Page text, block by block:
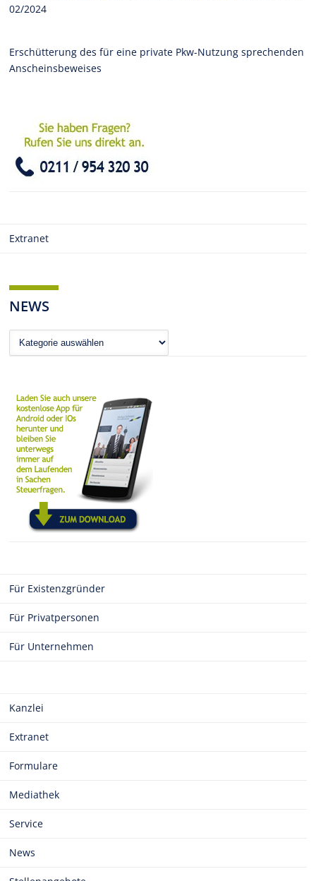
02/2024
Erschütterung des für eine private Pkw-Nutzung sprechenden
Anscheinsbeweises
Extranet
NEWS
News
Für Existenzgründer
Für Privatpersonen
Für Unternehmen
Kanzlei
Extranet
Formulare
Mediathek
Service
News